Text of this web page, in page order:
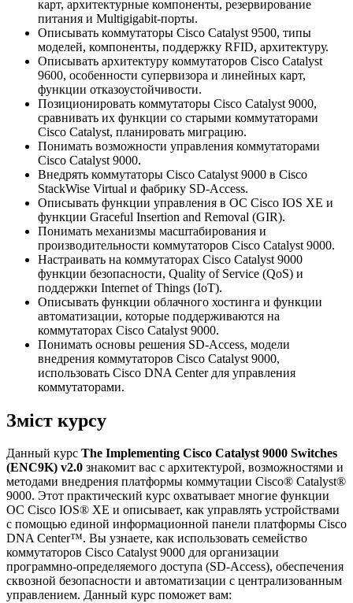
карт, архитектурные компоненты, резервирование
питания и Multigigabit-порты.
Описывать коммутаторы Cisco Catalyst 9500, типы
моделей, компоненты, поддержку RFID, архитектуру.
Описывать архитектуру коммутаторов Cisco Catalyst
9600, особенности супервизора и линейных карт,
функции отказоустойчивости.
Позиционировать коммутаторы Cisco Catalyst 9000,
сравнивать их функции со старыми коммутаторами
Cisco Catalyst, планировать миграцию.
Понимать возможности управления коммутаторами
Cisco Catalyst 9000.
Внедрять коммутаторы Cisco Catalyst 9000 в Cisco
StackWise Virtual и фабрику SD-Access.
Описывать функции управления в ОС Cisco IOS XE и
функции Graceful Insertion and Removal (GIR).
Понимать механизмы масштабирования и
производительности коммутаторов Cisco Catalyst 9000.
Настраивать на коммутаторах Cisco Catalyst 9000
функции безопасности, Quality of Service (QoS) и
поддержки Internet of Things (IoT).
Описывать функции облачного хостинга и функции
автоматизации, которые поддерживаются на
коммутаторах Cisco Catalyst 9000.
Понимать основы решения SD-Access, модели
внедрения коммутаторов Cisco Catalyst 9000,
использовать Cisco DNA Center для управления
коммутаторами.
Зміст курсу
Данный курс The Implementing Cisco Catalyst 9000 Switches
(ENC9K) v2.0 знакомит вас с архитектурой, возможностями и
методами внедрения платформы коммутации Cisco® Catalyst®
9000. Этот практический курс охватывает многие функции
ОС Cisco IOS® XE и описывает, как управлять устройствами
с помощью единой информационной панели платформы Cisco
DNA Center™. Вы узнаете, как использовать семейство
коммутаторов Cisco Catalyst 9000 для организации
программно-определяемого доступа (SD-Access), обеспечения
сквозной безопасности и автоматизации с централизованным
управлением. Данный курс поможет вам: